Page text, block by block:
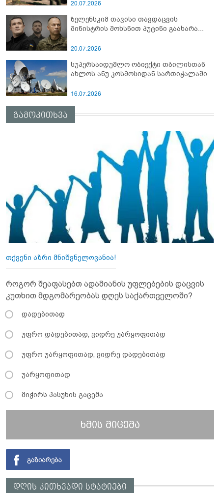
სამიტი კინაღამ ჩაუშლია
20.07.2026
ზელენსკიმ თავისი თავდაცვის
მინისტრის მოხსნით პუტინი გაახარა...
20.07.2026
სუპერსაიდუმლო ობიექტი თბილისთან
ახლოს ანუ კოსმოსიდან სართიჭალაში
16.07.2026
გამოკითხვა
თქვენი აზრი მნიშვნელოვანია!
როგორ შეაფასებთ ადამიანის უფლებების დაცვის
კუთხით მდგომარეობას დღეს საქართველოში?
დადებითად
უფრო დადებითად, ვიდრე უარყოფითად
უფრო უარყოფითად, ვიდრე დადებითად
უარყოფითად
მიჭირს პასუხის გაცემა
ხმის მიცემა
დღის კითხვადი სტატიები